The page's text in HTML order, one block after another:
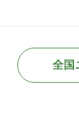
全国